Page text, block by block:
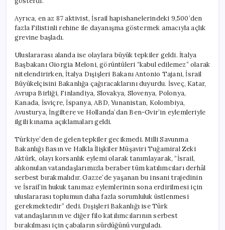
Ayrıca, en az 87 aktivist, İsrail hapishanelerindeki 9,500’den
fazla Filistinli rehine ile dayanışma göstermek amacıyla açlık
grevine başladı.
Uluslararası alanda ise olaylara büyük tepkiler geldi. İtalya
Başbakanı Giorgia Meloni, görüntüleri “kabul edilemez” olarak
nitelendirirken, İtalya Dışişleri Bakanı Antonio Tajani, İsrail
Büyükelçisini Bakanlığa çağıracaklarını duyurdu. İsveç, Katar,
Avrupa Birliği, Finlandiya, Slovakya, Slovenya, Polonya,
Kanada, İsviçre, İspanya, ABD, Yunanistan, Kolombiya,
Avusturya, İngiltere ve Hollanda’dan Ben-Gvir’in eylemleriyle
ilgili kınama açıklamaları geldi.
Türkiye’den de gelen tepkiler gecikmedi. Milli Savunma
Bakanlığı Basın ve Halkla İlişkiler Müşaviri Tuğamiral Zeki
Aktürk, olayı korsanlık eylemi olarak tanımlayarak, “İsrail,
alıkonulan vatandaşlarımızla beraber tüm katılımcıları derhâl
serbest bırakmalıdır. Gazze’de yaşanan bu insani trajedinin
ve İsrail’in hukuk tanımaz eylemlerinin sona erdirilmesi için
uluslararası toplumun daha fazla sorumluluk üstlenmesi
gerekmektedir” dedi. Dışişleri Bakanlığı ise Türk
vatandaşlarının ve diğer filo katılımcılarının serbest
bırakılması için çabaların sürdüğünü vurguladı.